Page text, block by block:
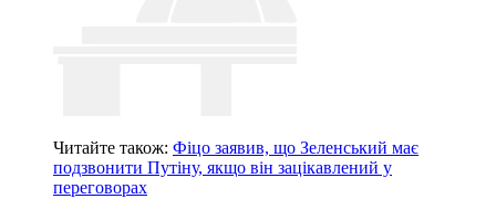
Читайте також: Фіцо заявив, що Зеленський має
подзвонити Путіну, якщо він зацікавлений у
переговорах